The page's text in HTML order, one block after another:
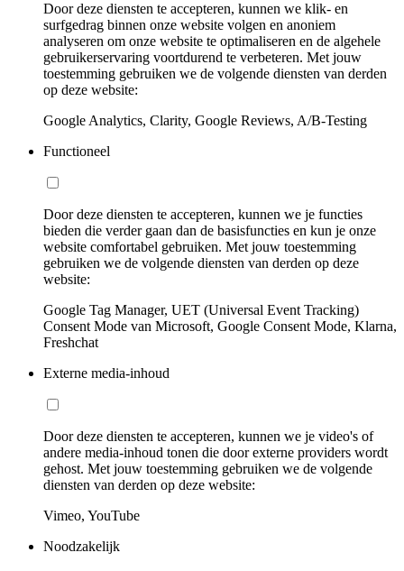
Door deze diensten te accepteren, kunnen we klik- en
surfgedrag binnen onze website volgen en anoniem
analyseren om onze website te optimaliseren en de algehele
gebruikerservaring voortdurend te verbeteren. Met jouw
toestemming gebruiken we de volgende diensten van derden
op deze website:
Google Analytics, Clarity, Google Reviews, A/B-Testing
Functioneel
Door deze diensten te accepteren, kunnen we je functies
bieden die verder gaan dan de basisfuncties en kun je onze
website comfortabel gebruiken. Met jouw toestemming
gebruiken we de volgende diensten van derden op deze
website:
Google Tag Manager, UET (Universal Event Tracking)
Consent Mode van Microsoft, Google Consent Mode, Klarna,
Freshchat
Externe media-inhoud
Door deze diensten te accepteren, kunnen we je video's of
andere media-inhoud tonen die door externe providers wordt
gehost. Met jouw toestemming gebruiken we de volgende
diensten van derden op deze website:
Vimeo, YouTube
Noodzakelijk